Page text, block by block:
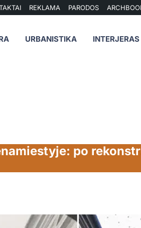
REKLAMA PARODOS
URBANISTIKA INTERJERAS
po